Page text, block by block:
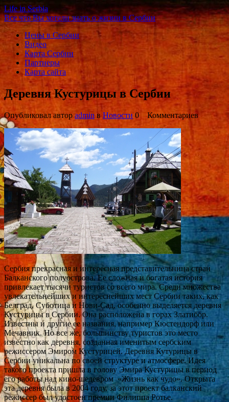
Life in Serbia
Все что Вы хотели знать о жизни в Сербии
Цены в Сербии
Видео
Карта Сербии
Партнеры
Карта сайта
Деревня Кустурицы в Сербии
Опубликовал автор admin в Новости 0 Комментариев
Сербия прекрасная и интересная представительница стран
Балканского полуострова. Ее сложная и богатая история
привлекает тысячи туристов со всего мира. Среди множества
увлекательнейших и интереснейших мест Сербии таких, как
Белград, Суботица и Нови-Сад, особенно выделяется деревня
Кустурицы в Сербии. Она расположена в горах Златибор.
Известны и другие ее названия, например Кюстендорф или
Мечавник. Но все же, большинству туристов это место
известно как деревня, созданная именитым сербским
режиссером Эмиром Кустурицей. Деревня Кутурицы в
Сербии уникальна по своей структуре и атмосфере. Идея
такого проекта пришла в голову Эмира Кустурицы в период
его работы над кино-шедевром «Жизнь как чудо». Открыта
эта деревня была в 2004 году, за этот проект балканский
режиссер был удостоен премии Филиппа Ротье.